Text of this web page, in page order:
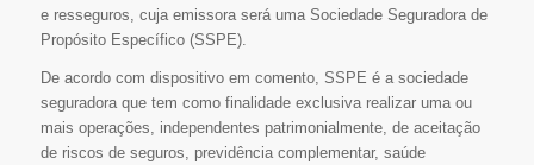
e resseguros, cuja emissora será uma Sociedade Seguradora de
Propósito Específico (SSPE).
De acordo com dispositivo em comento, SSPE é a sociedade
seguradora que tem como finalidade exclusiva realizar uma ou
mais operações, independentes patrimonialmente, de aceitação
de riscos de seguros, previdência complementar, saúde